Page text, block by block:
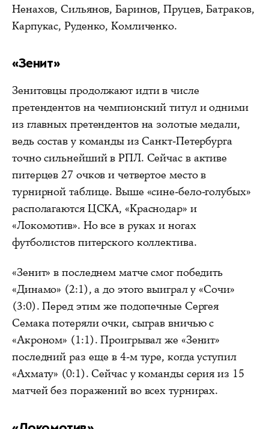
Ненахов, Сильянов, Баринов, Пруцев, Батраков,
Карпукас, Руденко, Комличенко.
«Зенит»
Зенитовцы продолжают идти в числе
претендентов на чемпионский титул и одними
из главных претендентов на золотые медали,
ведь состав у команды из Санкт-Петербурга
точно сильнейший в РПЛ. Сейчас в активе
питерцев 27 очков и четвертое место в
турнирной таблице. Выше «сине-бело-голубых»
располагаются ЦСКА, «Краснодар» и
«Локомотив». Но все в руках и ногах
футболистов питерского коллектива.
«Зенит» в последнем матче смог победить
«Динамо» (2:1), а до этого выиграл у «Сочи»
(3:0). Перед этим же подопечные Сергея
Семака потеряли очки, сыграв вничью с
«Акроном» (1:1). Проигрывал же «Зенит»
последний раз еще в 4-м туре, когда уступил
«Ахмату» (0:1). Сейчас у команды серия из 15
матчей без поражений во всех турнирах.